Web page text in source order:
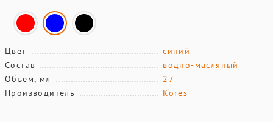
Цвет
синий
Состав
водно-масляный
Объем, мл
27
Производитель
Kores